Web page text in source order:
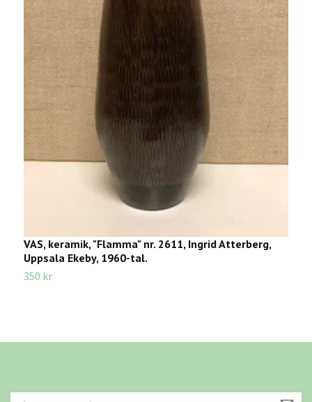
VAS, keramik, "Flamma" nr. 2611, Ingrid Atterberg,
Uppsala Ekeby, 1960-tal.
350 kr